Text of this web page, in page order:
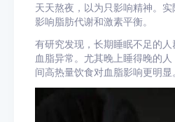
天天熬夜，以为只影响精神。
影响脂肪代谢和激素平衡。
有研究发现，长期睡眠不足的
血脂异常。尤其晚上睡得晚的
间高热量饮食对血脂影响更明显